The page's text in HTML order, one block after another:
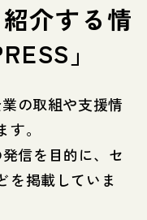
介する情
」
業の取組や支援情
。
信を目的に、セ
を掲載していま